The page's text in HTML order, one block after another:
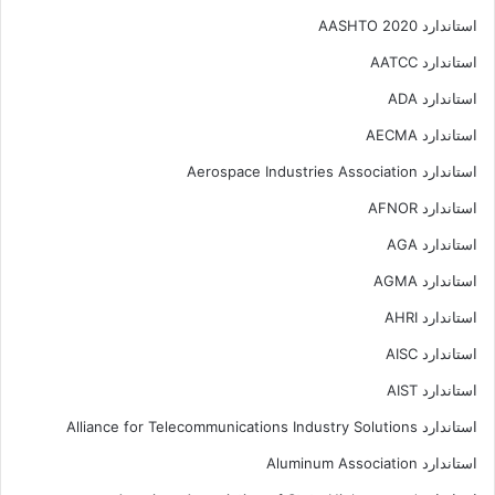
استاندارد AASHTO 2020
استاندارد AATCC
استاندارد ADA
استاندارد AECMA
استاندارد Aerospace Industries Association
استاندارد AFNOR
استاندارد AGA
استاندارد AGMA
استاندارد AHRI
استاندارد AISC
استاندارد AIST
استاندارد Alliance for Telecommunications Industry Solutions
استاندارد Aluminum Association